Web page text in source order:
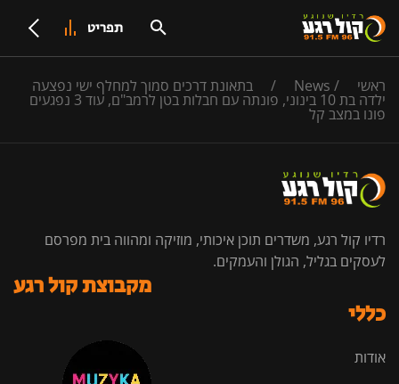
תפריט
ראשי /
News
/ בתאונת דרכים סמוך למחלף ישי נפצעה
ילדה בת 10 בינוני, פונתה עם חבלות בטן לרמב"ם, עוד 3 נפגעים
פונו במצב קל
רדיו קול רגע, משדרים תוכן איכותי, מוזיקה ומהווה בית מפרסם
לעסקים בגליל, הגולן והעמקים.
כללי
אודות
מקבוצת קול רגע